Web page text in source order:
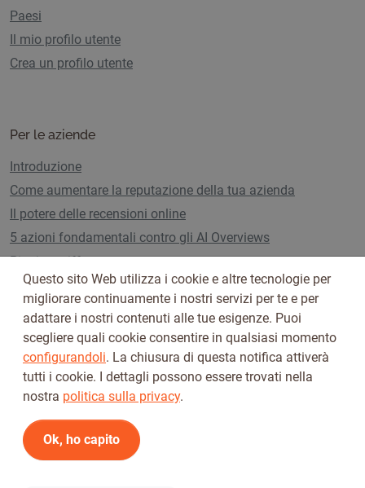
Paesi
Il mio profilo utente
Crea un profilo utente
Per le aziende
Introduzione
Come aumentare la reputazione della tua azienda
Il potere delle recensioni online
5 azioni fondamentali contro gli AI Overviews
Piani e tariffe
Seguici su
Questo sito Web utilizza i cookie e altre tecnologie per
migliorare continuamente i nostri servizi per te e per
adattare i nostri contenuti alle tue esigenze. Puoi
scegliere quali cookie consentire in qualsiasi momento
configurandoli. La chiusura di questa notifica attiverà
tutti i cookie. I dettagli possono essere trovati nella
nostra politica sulla privacy.
Ok, ho capito